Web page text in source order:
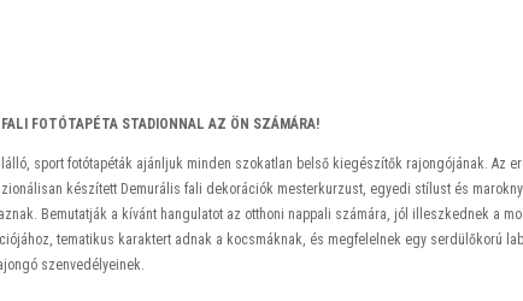
FOTÓTAPÉTA STADIONNAL AZ ÖN SZÁMÁRA!
sport fotótapéták ajánljuk minden szokatlan belső kiegészítők rajongójának. Az
készített Demurális fali dekorációk mesterkurzust, egyedi stílust és
Bemutatják a kívánt hangulatot az otthoni nappali számára, jól illeszkednek a
tematikus karaktert adnak a kocsmáknak, és megfelelnek egy serdülőkorú
szenvedélyeinek.